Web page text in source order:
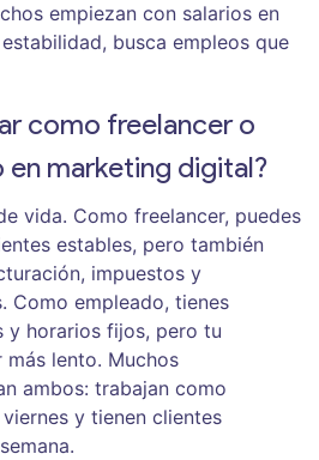
empiezan con salarios en
busca empleos que
como freelancer o
marketing digital?
vida. Como freelancer, puedes
estables, pero también
impuestos y
Como empleado, tienes
y horarios fijos, pero tu
lento. Muchos
ambos: trabajan como
y tienen clientes